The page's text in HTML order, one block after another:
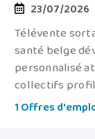
23/07/2026
Télévente
santé belge
personnalisé
collectifs profil
1 Offres